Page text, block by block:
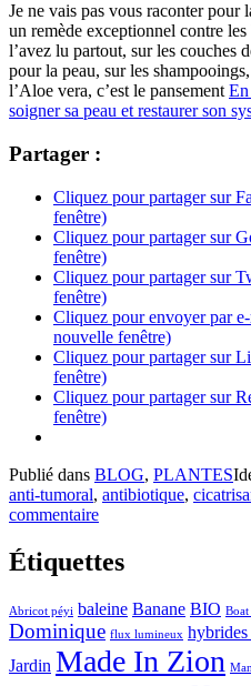
Je ne vais pas vous raconter pour
un remède exceptionnel contre
l’avez lu partout, sur les couches
pour la peau, sur les
l’Aloe vera, c’est le pansement
soigner sa peau et restaurer son
Partager :
Cliquez pour partager sur
fenêtre)
Cliquez pour partager sur
fenêtre)
Cliquez pour partager sur
fenêtre)
Cliquez pour envoyer par
nouvelle fenêtre)
Cliquez pour partager sur
fenêtre)
Cliquez pour partager sur
fenêtre)
Publié dans BLOG, PLANTES
anti-tumoral, antibiotique,
commentaire
Étiquettes
Abricot péyi baleine Banane BIO
Dominique flux lumineux hybrides
Jardin Made In Zion